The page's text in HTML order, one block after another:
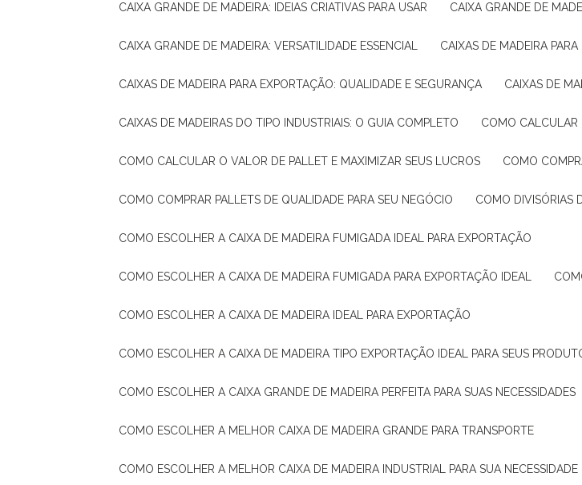
CAIXA GRANDE DE MADEIRA: IDEIAS CRIATIVAS PARA USAR CAIXA GRANDE DE
CAIXA GRANDE DE MADEIRA: VERSATILIDADE ESSENCIAL CAIXAS DE MADEIRA
CAIXAS DE MADEIRA PARA EXPORTAÇÃO: QUALIDADE E SEGURANÇA CAIXAS DE
CAIXAS DE MADEIRAS DO TIPO INDUSTRIAIS: O GUIA COMPLETO COMO
COMO CALCULAR O VALOR DE PALLET E MAXIMIZAR SEUS LUCROS COMO
COMO COMPRAR PALLETS DE QUALIDADE PARA SEU NEGÓCIO COMO
COMO ESCOLHER A CAIXA DE MADEIRA FUMIGADA IDEAL PARA EXPORTAÇÃO
COMO ESCOLHER A CAIXA DE MADEIRA FUMIGADA PARA EXPORTAÇÃO IDEAL
COMO ESCOLHER A CAIXA DE MADEIRA IDEAL PARA EXPORTAÇÃO
COMO ESCOLHER A CAIXA DE MADEIRA TIPO EXPORTAÇÃO IDEAL PARA SEUS
COMO ESCOLHER A CAIXA GRANDE DE MADEIRA PERFEITA PARA SUAS NECESSIDADES
COMO ESCOLHER A MELHOR CAIXA DE MADEIRA GRANDE PARA TRANSPORTE
COMO ESCOLHER A MELHOR CAIXA DE MADEIRA INDUSTRIAL PARA SUA NECESSIDADE